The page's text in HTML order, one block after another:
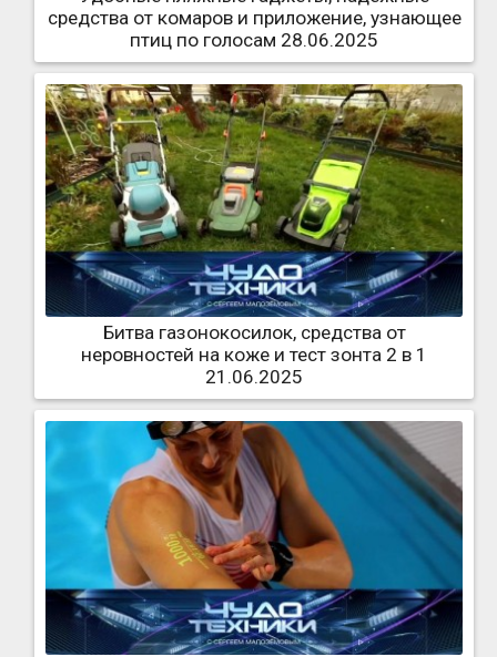
средства от комаров и приложение, узнающее
птиц по голосам 28.06.2025
Битва газонокосилок, средства от
неровностей на коже и тест зонта 2 в 1
21.06.2025